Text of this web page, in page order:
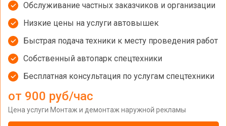
Обслуживание частных заказчиков и организации
Низкие цены на услуги автовышек
Быстрая подача техники к месту проведения работ
Собственный автопарк спецтехники
Бесплатная консультация по услугам спецтехники
от 900 руб/час
Цена услуги Монтаж и демонтаж наружной рекламы